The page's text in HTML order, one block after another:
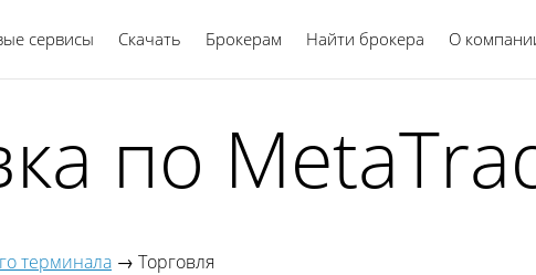
сервисы Скачать Брокерам Найти брокера О
Русский
по
терминала → Торговля